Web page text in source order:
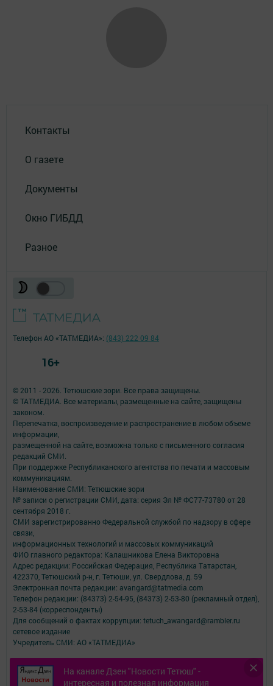
Контакты
О газете
Документы
Окно ГИБДД
Разное
На канале Дзен "Новости Тетюш" -
интересная и полезная информация
© 2011 - 2026. Тетюшские зори. Все права защищены.
© ТАТМЕДИА. Все материалы, размещенные на сайте, защищены
законом.
Перепечатка, воспроизведение и распространение в любом объеме
информации,
размещенной на сайте, возможна только с письменного согласия
редакций СМИ.
При поддержке Республиканского агентства по печати и массовым
коммуникациям.
Наименование СМИ: Тетюшские зори
№ записи о регистрации СМИ, дата: серия Эл № ФС77-73780 от 28
сентября 2018 г.
СМИ зарегистрированно Федеральной службой по надзору в сфере
связи,
информационных технологий и массовых коммуникаций
ФИО главного редактора: Калашникова Елена Викторовна
Адрес редакции: Российская Федерация, Республика Татарстан,
422370, Тетюшский р-н, г. Тетюши, ул. Свердлова, д. 59
Электронная почта редакции: avangard@tatmedia.com
Телефон редакции: (84373) 2-54-95, (84373) 2-53-80 (рекламный отдел),
2-53-84 (корреспонденты)
Для сообщений о фактах коррупции: tetuch_awangard@rambler.ru
сетевое издание
Учредитель СМИ: АО «ТАТМЕДИА»
Антикоррупционная политика
АО «ТАТМЕДИА» использует «cookie»для персонализации сервисов и
Телефон АО «ТАТМЕДИА»: (843) 222 09 84
16+